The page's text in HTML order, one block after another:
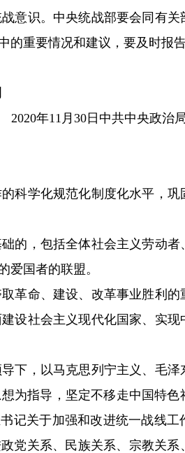
意识。中央统战部要会同有关
重要情况和建议，要及时报告
2020年11月30日中共中央政治
学化规范化制度化水平，巩
，包括全体社会主义劳动者
爱国者的联盟。
命、建设、改革事业胜利的
设社会主义现代化国家、实现
，以马克思列宁主义、毛泽
为指导，坚定不移走中国特色
记关于加强和改进统一战线工
党关系、民族关系、宗教关系